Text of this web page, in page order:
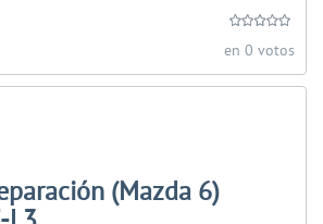
en 0 votos
(Mazda 6)